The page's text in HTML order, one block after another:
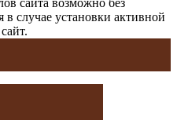
в случае установки активной